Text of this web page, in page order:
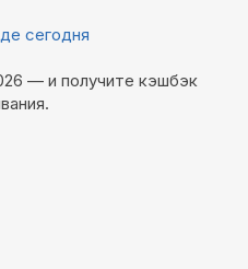
сегодня
— и получите кэшбэк